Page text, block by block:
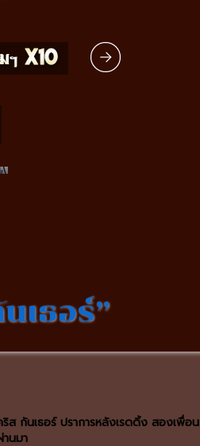
เธอร์”
กันเธอร์ ปราการหลังเรดดิ้ง สองเพื่อน
นมา